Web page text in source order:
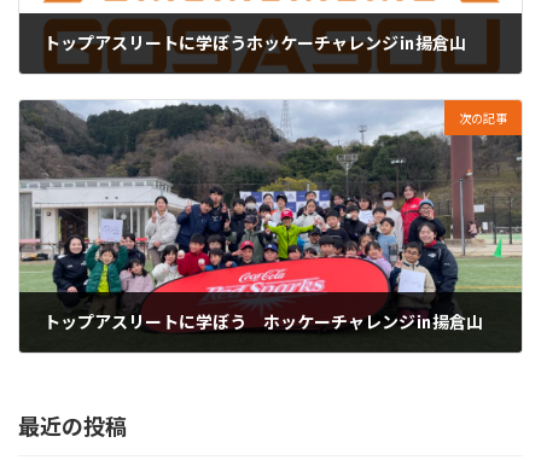
トップアスリートに学ぼうホッケーチャレンジ㏌揚倉山
次の記事
トップアスリートに学ぼう ホッケーチャレンジ㏌揚倉山
最近の投稿